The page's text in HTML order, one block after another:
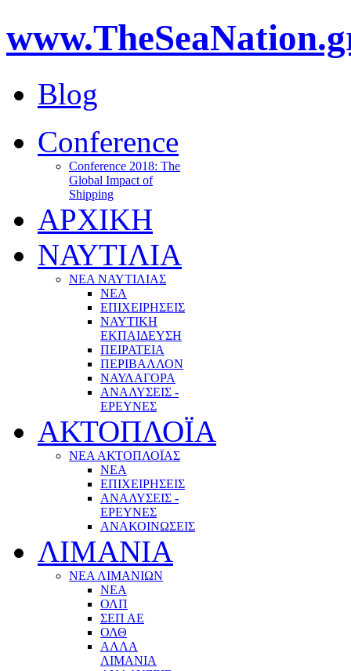
Blog
Conference
Conference 2018: The
Global Impact of
Shipping
ΑΡΧΙΚΗ
ΝΑΥΤΙΛΙΑ
ΝΕΑ ΝΑΥΤΙΛΙΑΣ
ΝΕΑ
ΕΠΙΧΕΙΡΗΣΕΙΣ
ΝΑΥΤΙΚΗ
ΕΚΠΑΙΔΕΥΣΗ
ΠΕΙΡΑΤΕΙΑ
ΠΕΡΙΒΑΛΛΟΝ
ΝΑΥΛΑΓΟΡΑ
ΑΝΑΛΥΣΕΙΣ -
ΕΡΕΥΝΕΣ
ΑΚΤΟΠΛΟΪΑ
ΝΕΑ ΑΚΤΟΠΛΟΪΑΣ
ΝΕΑ
ΕΠΙΧΕΙΡΗΣΕΙΣ
ΑΝΑΛΥΣΕΙΣ -
ΕΡΕΥΝΕΣ
ΑΝΑΚΟΙΝΩΣΕΙΣ
ΛΙΜΑΝΙΑ
ΝΕΑ ΛΙΜΑΝΙΩΝ
ΝΕΑ
ΟΛΠ
ΣΕΠ ΑΕ
ΟΛΘ
ΑΛΛΑ
ΛΙΜΑΝΙΑ